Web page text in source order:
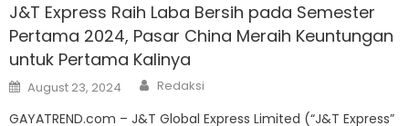
J&T Express Raih Laba Bersih pada Semester
Pertama 2024, Pasar China Meraih Keuntungan
untuk Pertama Kalinya
Posted
on
August 23, 2024 Author
Redaksi
GAYATREND.com – J&T Global Express Limited (“J&T Express”